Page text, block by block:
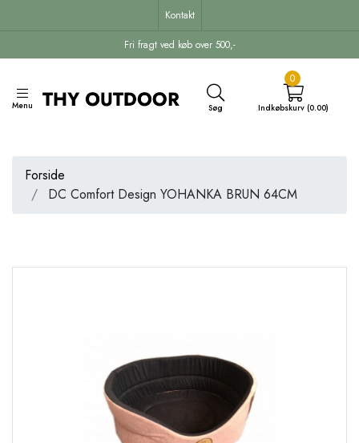
Fri fragt ved køb over 500,-
Kontakt
Menu Søg
0
Indkøbskurv (0.00)
Forside
DC Comfort Design YOHANKA BRUN 64CM